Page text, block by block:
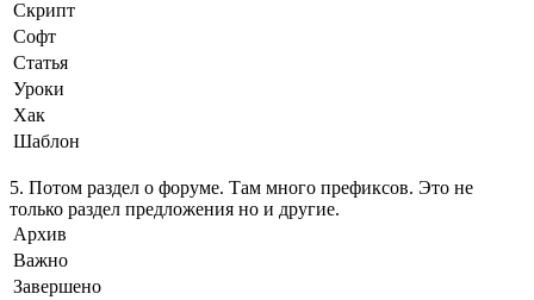
Скрипт
Софт
Статья
Уроки
Хак
Шаблон
5. Потом раздел о форуме. Там много префиксов. Это не
только раздел предложения но и другие.
Архив
Важно
Завершено